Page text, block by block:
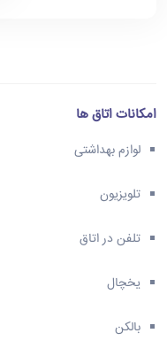
امکانات اتاق ها
لوازم بهداشتی
تلویزیون
تلفن در اتاق
یخچال
بالکن